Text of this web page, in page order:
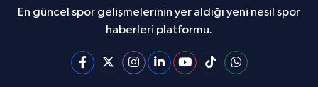
En güncel spor gelişmelerinin yer aldığı yeni nesil spor
haberleri platformu.